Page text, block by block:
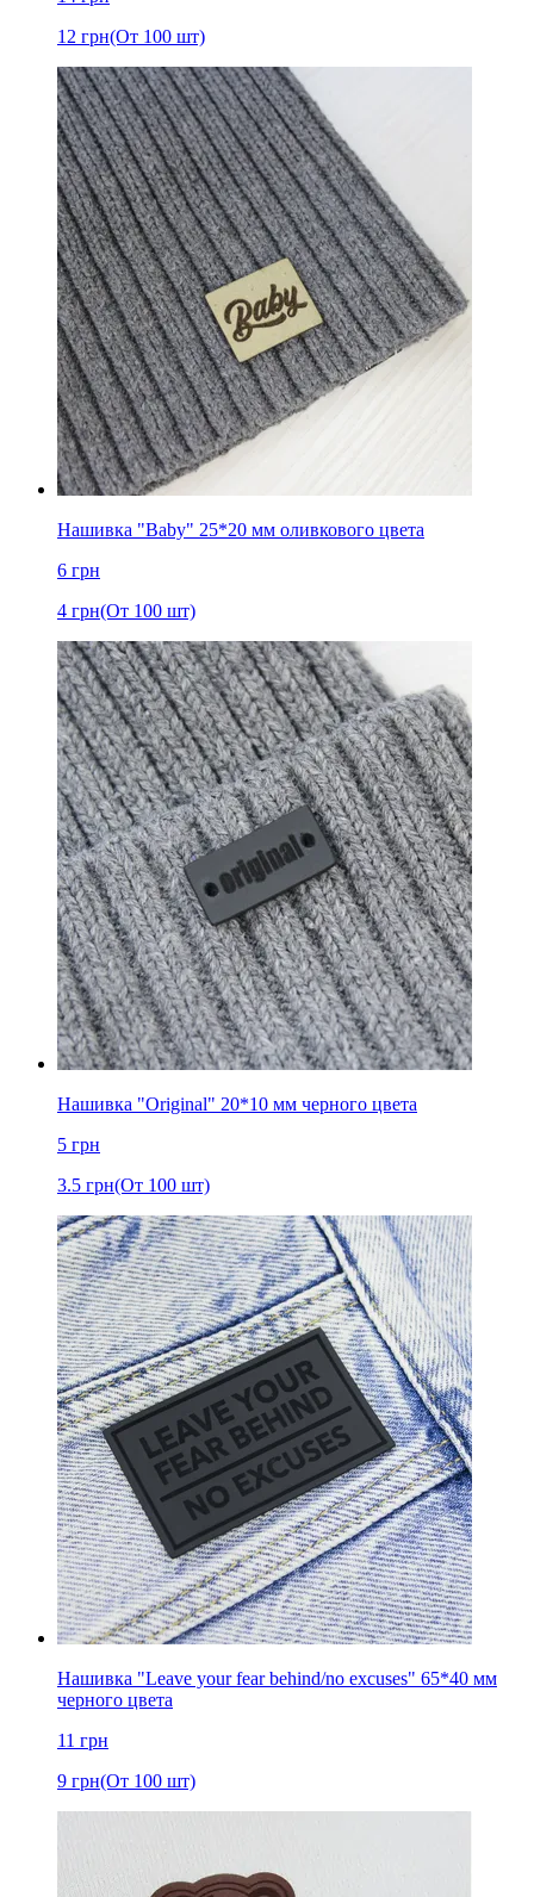
12 грн(От 100 шт)
Нашивка "Baby" 25*20 мм оливкового цвета
6 грн
4 грн(От 100 шт)
Нашивка "Original" 20*10 мм черного цвета
5 грн
3.5 грн(От 100 шт)
Нашивка "Leave your fear behind/no excuses" 65*40 мм
черного цвета
11 грн
9 грн(От 100 шт)